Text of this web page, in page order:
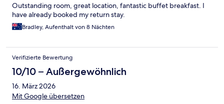
Outstanding room, great location, fantastic buffet breakfast. I
have already booked my return stay.
Bradley, Aufenthalt von 8 Nächten
Verifizierte Bewertung
10/10 – Außergewöhnlich
16. März 2026
Mit Google übersetzen